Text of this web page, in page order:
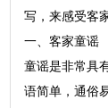
写，来感受客
一、客家童谣
童谣是非常具
语简单，通俗